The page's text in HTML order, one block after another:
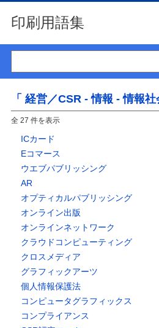
印刷用語集
「 経営／CSR - 情報 - 情報
全 27 件を表示
ICカード
Eコマース
ウエブパブリッシング
AR
オプティカルパブリッシング
オンライン出版
オンラインネットワーク
クラウドコンピューティング
クロスメディア
グラフィックアーツ
個人情報保護法
コンピュータグラフィックス
コンプライアンス